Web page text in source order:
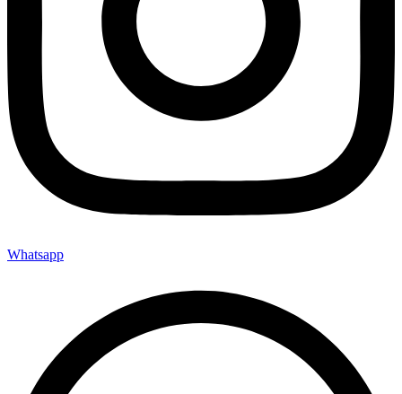
Whatsapp